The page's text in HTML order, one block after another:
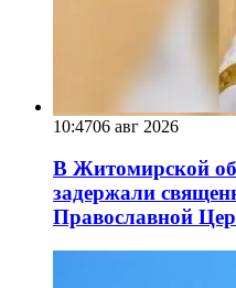
10:4706 авг 2026
В Житомирской
задержали
Православной